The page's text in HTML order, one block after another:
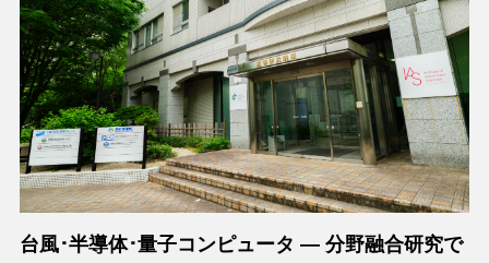
台風･半導体･量子コンピュータ ― 分野融合研究で